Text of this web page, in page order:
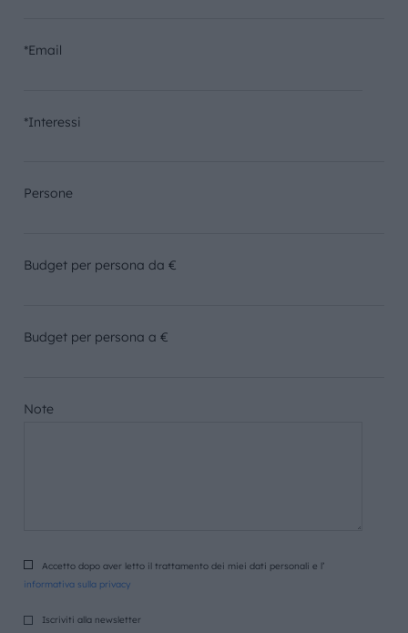
*Email
*Interessi
Persone
Budget per persona da €
Budget per persona a €
Note
Accetto dopo aver letto il trattamento dei miei dati personali e l’
informativa sulla privacy
Iscriviti alla newsletter